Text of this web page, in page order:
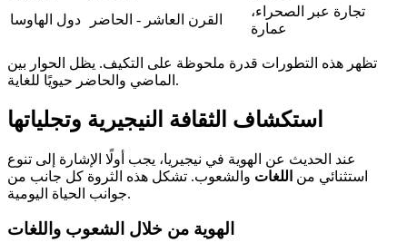
دول الهاوسا
القرن العاشر - الحاضر
تجارة عبر الصحراء،
عمارة
تظهر هذه التطورات قدرة ملحوظة على التكيف. يظل الحوار بين
الماضي والحاضر حيويًا للغاية.
استكشاف الثقافة النيجيرية وتجلياتها
عند الحديث عن الهوية في نيجيريا، يجب أولًا الإشارة إلى تنوع
استثنائي من اللغات والشعوب. تشكل هذه الثروة كل جانب من
جوانب الحياة اليومية.
الهوية من خلال الشعوب واللغات